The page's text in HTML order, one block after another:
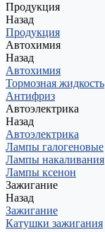
Продукция
Назад
Продукция
Автохимия
Назад
Автохимия
Тормозная жидкость
Антифриз
Автоэлектрика
Назад
Автоэлектрика
Лампы галогеновые
Лампы накаливания
Лампы ксенон
Зажигание
Назад
Зажигание
Катушки зажигания